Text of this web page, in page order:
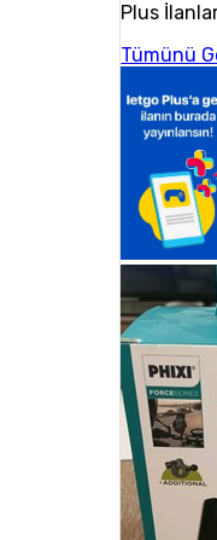
Plus
Tümünü